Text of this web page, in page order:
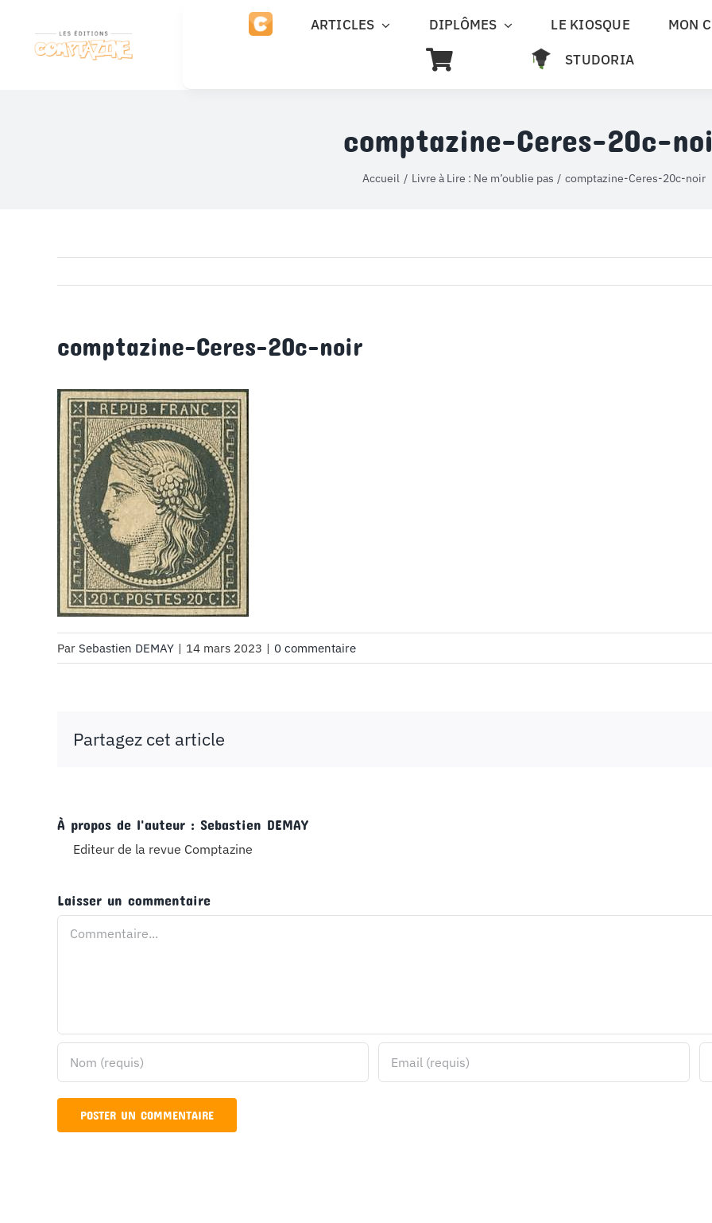
contenu
ARTICLES DIPLÔMES LE KIOSQUE
MON
STUDORIA
comptazine-Ceres-20c-
Accueil Livre à Lire : Ne m’oublie pas comptazine-Ceres-20c-noir
comptazine-Ceres-20c-noir
Par Sebastien DEMAY | 14 mars 2023 | 0 commentaire
Partagez cet article
À propos de l'auteur : Sebastien DEMAY
Editeur de la revue Comptazine
Laisser un commentaire
Commentaire